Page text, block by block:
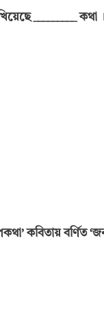
_________ কথা
কবিতায় বর্ণিত